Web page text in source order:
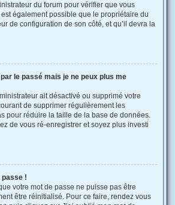
du forum pour vérifier que vous
est également possible que le propriétaire du
de configuration de son côté, et qu’il devra la
le passé mais je ne peux plus me
ait désactivé ou supprimé votre
de supprimer régulièrement les
pour réduire la taille de la base de données.
de vous ré-enregistrer et soyez plus investi
passe !
votre mot de passe ne puisse pas être
être réinitialisé. Pour ce faire, rendez vous